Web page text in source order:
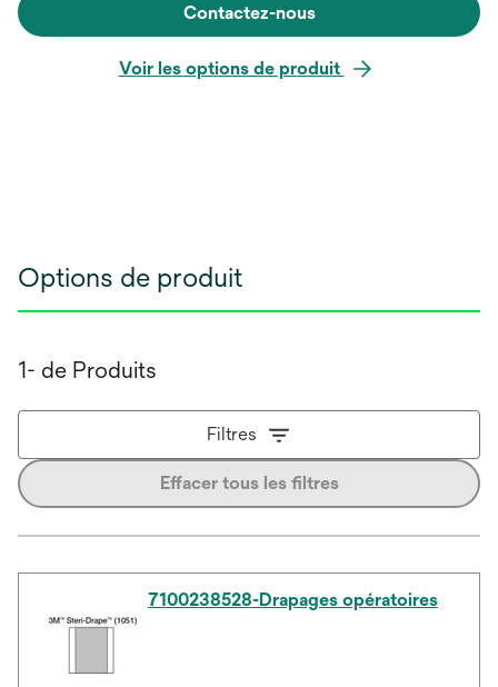
Contactez-nous
Voir les options de produit
Options de produit
1- de Produits
Filtres
Effacer tous les filtres
7100238528-Drapages opératoires